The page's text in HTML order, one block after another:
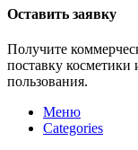
Оставить заявку
Получите
поставку
пользования.
Меню
Categories